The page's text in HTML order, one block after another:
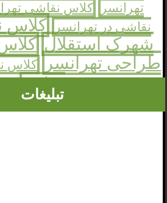
تهرانسر
کلاس نقاشی
نقاشی در تهرانسر
کلاس
شهرک استقلال
طراحی تهرانسر کلاس
تهرانسر
تبلیغات